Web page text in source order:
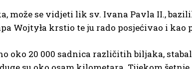
može se vidjeti lik sv. Ivana Pavla II.,
Wojtyła krstio te ju rado posjećivao i kao
oko 20 000 sadnica različitih biljaka,